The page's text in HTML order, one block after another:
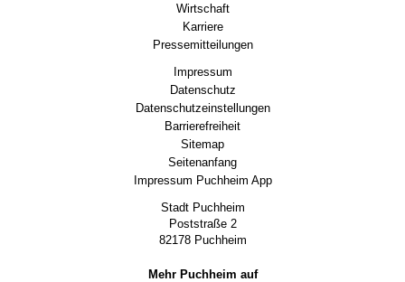
Wirtschaft
Karriere
Pressemitteilungen
Impressum
Datenschutz
Datenschutzeinstellungen
Barrierefreiheit
Sitemap
Seitenanfang
Impressum Puchheim App
Stadt Puchheim
Poststraße 2
82178 Puchheim
Mehr Puchheim auf